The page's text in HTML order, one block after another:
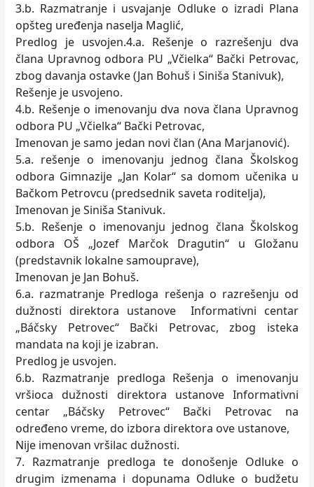
3.b. Razmatranje i usvajanje Odluke o izradi Plana
opšteg uređenja naselja Maglić,
Predlog je usvojen.4.a. Rešenje o razrešenju dva
člana Upravnog odbora PU „Včielka“ Bački Petrovac,
zbog davanja ostavke (Jan Bohuš i Siniša Stanivuk),
Rešenje je usvojeno.
4.b. Rešenje o imenovanju dva nova člana Upravnog
odbora PU „Včielka“ Bački Petrovac,
Imenovan je samo jedan novi član (Ana Marjanović).
5.a. rešenje o imenovanju jednog člana Školskog
odbora Gimnazije „Jan Kolar“ sa domom učenika u
Bačkom Petrovcu (predsednik saveta roditelja),
Imenovan je Siniša Stanivuk.
5.b. Rešenje o imenovanju jednog člana Školskog
odbora OŠ „Jozef Marčok Dragutin“ u Gložanu
(predstavnik lokalne samouprave),
Imenovan je Jan Bohuš.
6.a. razmatranje Predloga rešenja o razrešenju od
dužnosti direktora ustanove Informativni centar
„Báčsky Petrovec“ Bački Petrovac, zbog isteka
mandata na koji je izabran.
Predlog je usvojen.
6.b. Razmatranje predloga Rešenja o imenovanju
vršioca dužnosti direktora ustanove Informativni
centar „Báčsky Petrovec“ Bački Petrovac na
određeno vreme, do izbora direktora ove ustanove,
Nije imenovan vršilac dužnosti.
7. Razmatranje predloga te donošenje Odluke o
drugim izmenama i dopunama Odluke o budžetu